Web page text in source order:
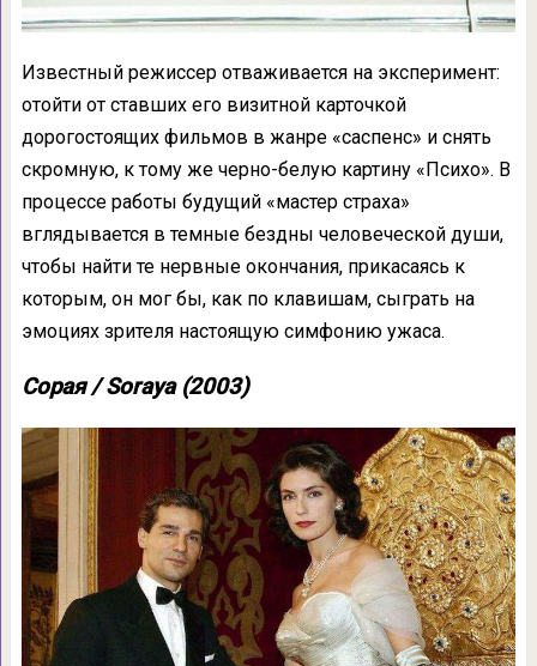
Известный режиссер отваживается на эксперимент:
отойти от ставших его визитной карточкой
дорогостоящих фильмов в жанре «саспенс» и снять
скромную, к тому же черно-белую картину «Психо». В
процессе работы будущий «мастер страха»
вглядывается в темные бездны человеческой души,
чтобы найти те нервные окончания, прикасаясь к
которым, он мог бы, как по клавишам, сыграть на
эмоциях зрителя настоящую симфонию ужаса.
Сорая / Soraya (2003)